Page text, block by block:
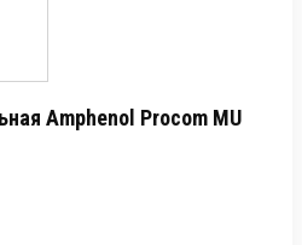
Amphenol Procom MU